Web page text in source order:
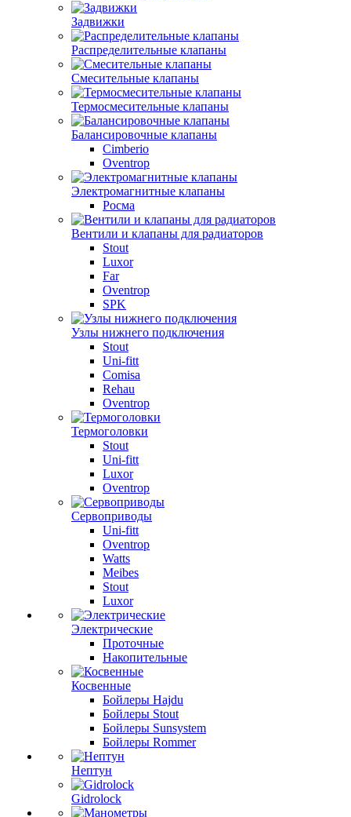
Задвижки
Распределительные клапаны
Cмесительные клапаны
Термосмесительные клапаны
Балансировочные клапаны
Cimberio
Oventrop
Электромагнитные клапаны
Росма
Вентили и клапаны для радиаторов
Stout
Luxor
Far
Oventrop
SPK
Узлы нижнего подключения
Stout
Uni-fitt
Comisa
Rehau
Oventrop
Термоголовки
Stout
Uni-fitt
Luxor
Oventrop
Сервоприводы
Uni-fitt
Oventrop
Watts
Meibes
Stout
Luxor
Электрические
Проточные
Накопительные
Косвенные
Бойлеры Hajdu
Бойлеры Stout
Бойлеры Sunsystem
Бойлеры Rommer
Нептун
Gidrolock